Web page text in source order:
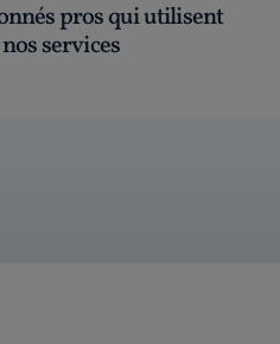
pros qui utilisent
nos services